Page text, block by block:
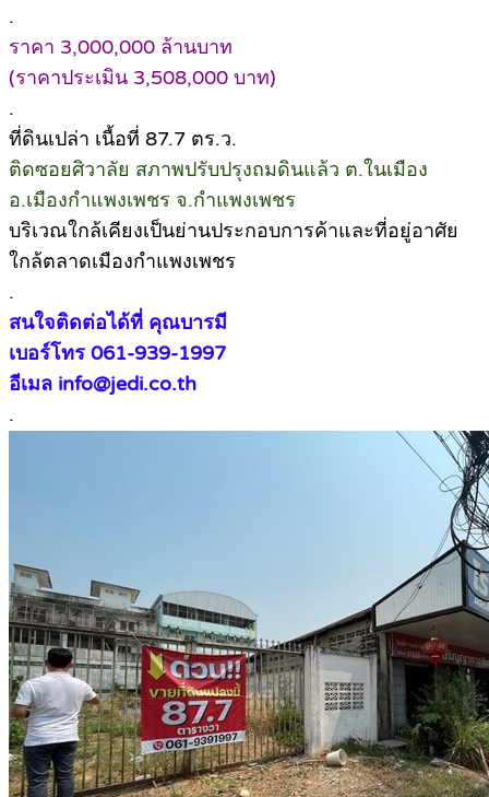
.
ราคา 3,000,000 ล้านบาท
(ราคาประเมิน 3,508,000 บาท)
.
ที่ดินเปล่า เนื้อที่ 87.7 ตร.ว.
ติดซอยศิวาลัย สภาพปรับปรุงถมดินแล้ว ต.ในเมือง
อ.เมืองกำแพงเพชร จ.กำแพงเพชร
บริเวณใกล้เคียงเป็นย่านประกอบการค้าและที่อยู่อาศัย
ใกล้ตลาดเมืองกำแพงเพชร
.
สนใจติดต่อได้ที่ คุณบารมี
เบอร์โทร 061-939-1997
อีเมล info@jedi.co.th
.